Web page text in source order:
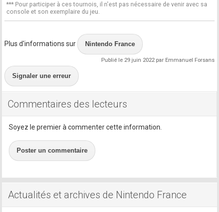
*** Pour participer à ces tournois, il n'est pas nécessaire de venir avec sa
console et son exemplaire du jeu.
Plus d'informations sur Nintendo France
Publié le 29 juin 2022 par Emmanuel Forsans
Signaler une erreur
Commentaires des lecteurs
Soyez le premier à commenter cette information.
Poster un commentaire
Actualités et archives de Nintendo France